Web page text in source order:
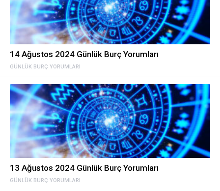
GÜNLÜK BURÇ YORUMLARI
14 Ağustos 2024 Günlük Burç Yorumları
GÜNLÜK BURÇ YORUMLARI
13 Ağustos 2024 Günlük Burç Yorumları